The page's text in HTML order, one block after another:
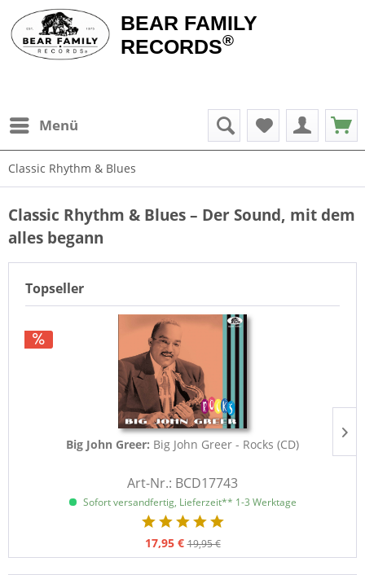
BEAR FAMILY
RECORDS®
Menü
Classic Rhythm & Blues
Classic Rhythm & Blues – Der Sound, mit dem
alles begann
Topseller
Big John Greer: Big John Greer - Rocks (CD)
Art-Nr.: BCD17743
Sofort versandfertig, Lieferzeit** 1-3 Werktage
17,95 € 19,95 €